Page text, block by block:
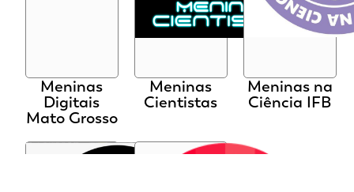
Meninas
Digitais
Mato Grosso
Meninas
Cientistas
Meninas na
Ciência IFB